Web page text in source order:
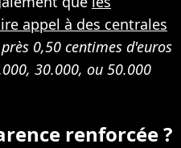
appel à des centrales
0,50 centimes d'euros
30.000, ou 50.000
renforcée ?